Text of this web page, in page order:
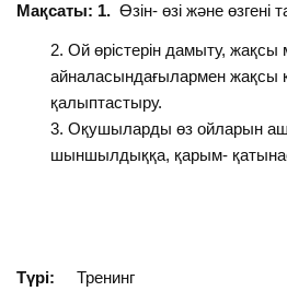
Мақсаты: 1.Өзін- өзі және өзгені
Ой өрістерін дамыту, жақсы
айналасындағылармен жақсы
қалыптастыру.
Оқушыларды өз ойларын
шыншылдыққа, қарым-
Түрі:Тренинг